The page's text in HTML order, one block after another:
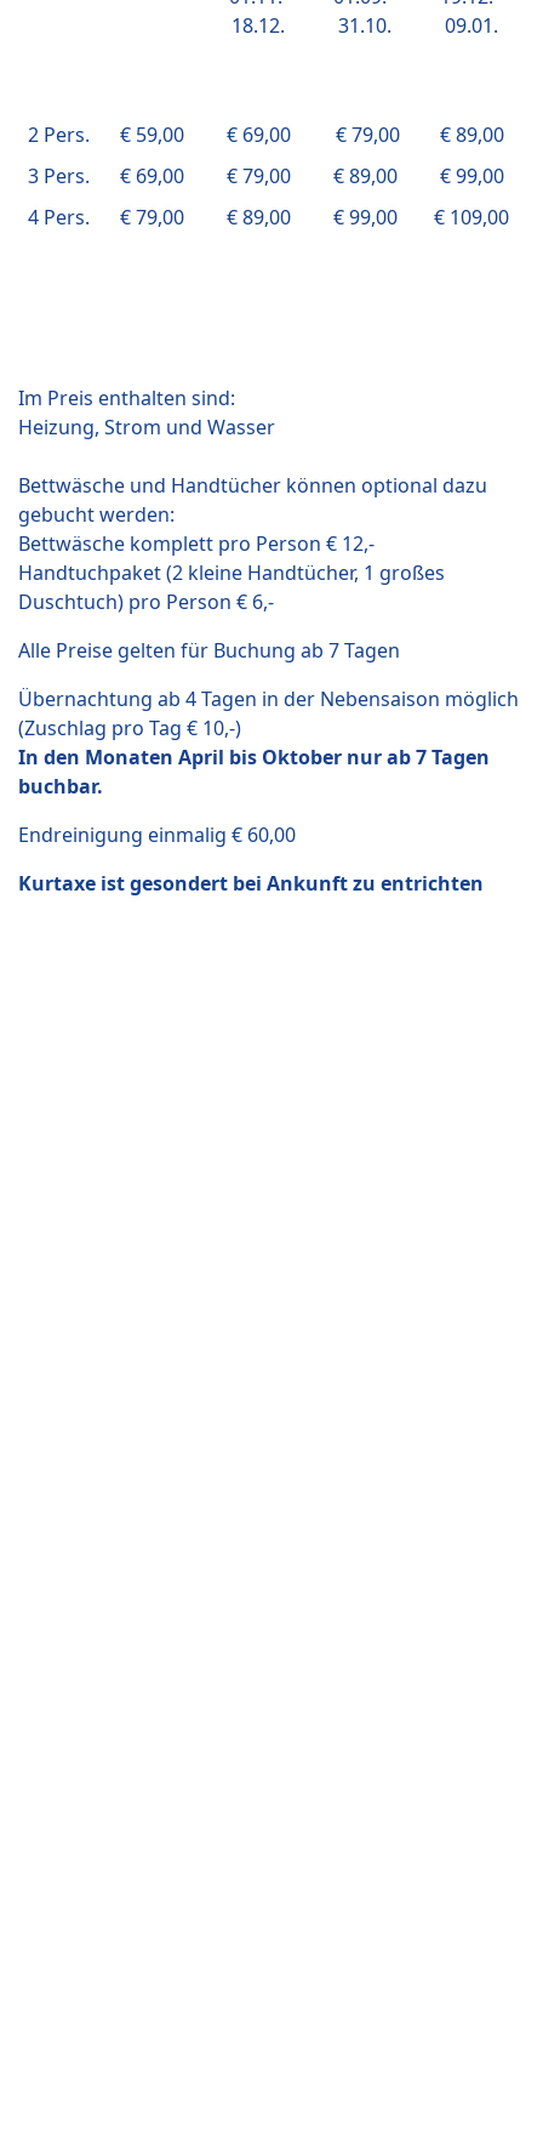
18.12.
31.10.
09.01.
2 Pers. € 59,00 € 69,00 € 79,00
€ 89,00
3 Pers.
€ 69,00 € 79,00 € 89,00
€ 99,00
4 Pers.
€ 79,00 € 89,00 € 99,00 € 109,00
Im Preis enthalten sind:
Heizung, Strom und Wasser
Bettwäsche und Handtücher können optional dazu
gebucht werden:
Bettwäsche komplett pro Person € 12,-
Handtuchpaket (2 kleine Handtücher, 1 großes
Duschtuch) pro Person € 6,-
Alle Preise gelten für Buchung ab 7 Tagen
Übernachtung ab 4 Tagen in der Nebensaison möglich
(Zuschlag pro Tag € 10,-)
In den Monaten April bis Oktober nur ab 7 Tagen
buchbar.
Endreinigung einmalig € 60,00
Kurtaxe ist gesondert bei Ankunft zu entrichten